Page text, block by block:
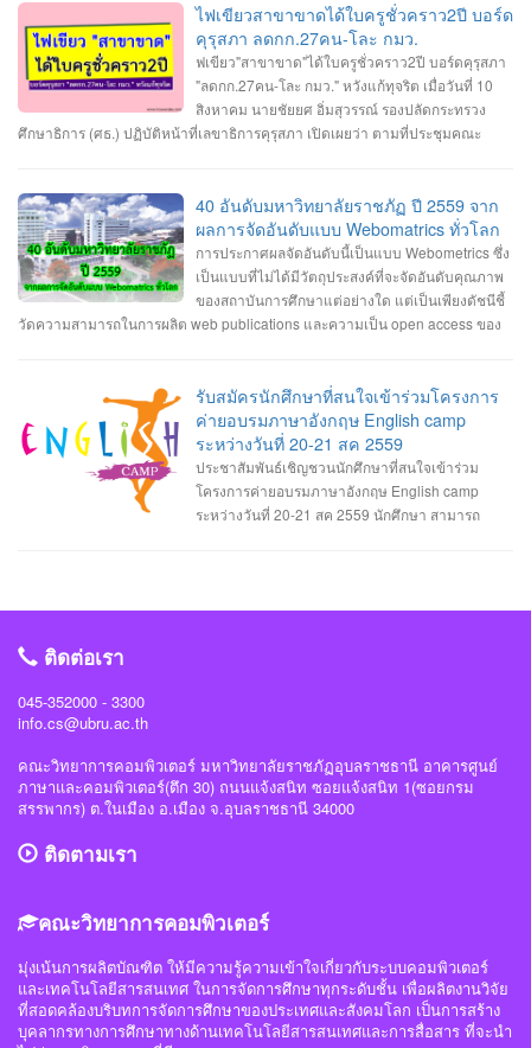
ในปี 2020 นี้เราน่าจะได้เห็นเทคโนโลยีอะไรใหม่ ๆ เกิดขึ้นมาบ้าง ไปดูกันเลยกับ 8
เทรนด์เทคโนโลยีใหม่แห่งปี 2020 1. เครือข่ายมือถือ 5G เทคโนโลยี 5G ที่จะทำให้
โลกของเราก้าวเข้าไปสู่ยุคของ Internet of Things โลกที่ทุกสิ่งทุกอย่างเชื่อมต่อ
อินเทอร์เน็ต ซึ่งเครือข่าย 5G จะเริ่มถูกนำมาใช้งานกันแพร่หลายมากขึ้นทั้งในด้าน
ของผู้ให้บริการเครือข่ายและด้านของแบรนด์มือถือที่เริ่มผลิตมือถือรองรับ 5G ออก
มากันมากขึ้นในปี 2020 นี้ เทคโนโลยี 5G นั้นจะมีการพัฒนาประสิทธิภาพจาก 4G
ตอบสนองได้เร็วขึ้น รวมทั้งการใช้งาน eSIM ก็จะแพร่หลายมากขึ้นด้วยเช่นกัน 2. AI
กับหุ่นยนต์ เทคโนโลยี AI นั้นเริ่มถูกนำมาใช้เป็นฟีเจอร์ต่าง ๆ ในมือถือมาสักระยะ
แล้ว และในปี 2020 นี้ก็น่าจะถูกนำไปใช้กับอุปกรณ์อื่น ๆ ที่จะช่วยทำงานแทนมนุษย์
ได้มากขึ้น เช่น โดรนหรือหุ่นยนต์ที่สามารถทำหน้าที่ส่งของหรือทำงานต่าง ๆ ได้
ด้วยตัวเอง โดยไม่ต้องรอคำสั่งการจากมนุษย์ตลอดเวลา นอกจากนี้เครื่องใช้ไฟฟ้า
ในบ้านและอุปกรณ์ต่าง ๆ ในชีวิตประจำวันที่เป็น IoT และมี AI ในตัวก็จะแพร่หลาย
เหล่านี้มาอำนวยความสะดวกในชีวิตประจำวันมากยิ่งขึ้น และใช้แรงงานมนุษย์
น้อยลง เช่น ร้านขายของที่ไม่ต้องมีแคชเชียร์คอยเก็บเงิน ลูกค้าสามารถชำระเงิน
ด้วยตัวเองผ่านเครื่องอัตโนมัติได้เลย 4. บริการสตรีมมิ่งอันดุเดือด ในปี 2020 นี้จะ
เริ่มมีการแข่งขันของบริการสตรีมมิ่งกันมากขึ้น ไม่ว่าจะเป็นบริการฟังเพลงหรือดู
รายการทีวี ทั้งผู้ให้บริการรายเก่าอย่าง Spotify, Apple Music, Netflix และรายใหม่
อย่าง Apple TV+ หรือ Disney+ รวมทั้งในวงการเกมก็ยังมี Google Stadia ที่เริ่มหัน
แพทย์อาจได้ใช้เทคโนโลยีใหม่ ๆ มาพัฒนาการรักษาผู้คนให้มีประสิทธิภาพมากยิ่ง
การใช้เครื่องมือถือสำหรับตรวจจับการทำงานต่าง ๆ ภายในร่างกายและเก็บข้อมูล
แบบดิจิทัล 7. จุดจบของสื่อสิ่งพิมพ์ ในช่วงยุคหลัง ๆ ที่ผู้คนหันมาใช้สมาร์ตโฟนและ
รวมทั้งการจำหน่ายหนังสือในรูปแบบ E-book ทำให้ยอดขายหนังสือพิมพ์ นิตยสาร
และสื่อสิ่งพิมพ์ต่าง ๆ น้อยลงไปมาก จนส่งผลให้หลายสำนักพิมพ์ต้องปิดตัวลง และ
ในปี 2020 นี้ก็น่าจะมีการปิดตัวเพิ่มอีกมากหรืออาจจะไม่เหลือหนังสือพิมพ์อีกต่อไป
แล้วก็เป็นได้ 8. สกุลเงินดิจิทัลที่แพร่หลายมากขึ้น ปัจจุบันสกุลเงินดิจิทัลที่ใช้
เทคโนโลยีบล็อกเชนเริ่มเข้ามามีบทบาทในวงการการเงินมากขึ้นเรื่อย ๆ อีกทั้งการ
อาจจะให้ได้เห็นธนาคารหลายแห่งในโลกเริ่มหันมาสนใจสกุลเงินดิจิทัลกันมากกว่า
เดิม ข้อมูลจาก mobileappdaily.com, telenor.com, createlcom.com
ไฟเขียวสาขาขาดได้ใบครูชั่วคราว2ปี บอร์ด
คุรุสภา ลดกก.27คน-โละ กมว.
ฟเขียว"สาขาขาด"ได้ใบครูชั่วคราว2ปี บอร์ดคุรุสภา
"ลดกก.27คน-โละ กมว." หวังแก้ทุจริต เมื่อวันที่ 10
สิงหาคม นายชัยยศ อิ่มสุวรรณ์ รองปลัดกระทรวง
ศึกษาธิการ (ศธ.) ปฏิบัติหน้าที่เลขาธิการคุรุสภา เปิดเผยว่า ตามที่ประชุมคณะ
ขณะนี้คุรุสภาแก้ไขรายละเอียดและเตรียมเสนอร่างพ.ร.บ.สภาครูฯ ฉบับปรับปรุง ให้
ที่ประชุมคณะกรรมการคุรุสภา พิจารณาในวันที่ 29 สิงหาคมนี้ โดยสาระสำคัญที่
ปรับแก้ จะมีปัญหาและอุปสรรคใน 2 ประเด็นใหญ่ คือ ภาพลักษณ์ของกรรมการคุรุ
สภา ไม่ส่งผลต่อประสิทธิภาพการดำเนินงาน ตามภารกิจในฐานะสภาวิชาชีพอย่าง
แต่จริง และมีการดำเนินงานในลักษณะทุจริตทางนโยบาย ซึ่งสาเหตุของปัญหา มา
จากสัดส่วนกรรมการคุรุสภาไม่สมดุล และมีที่มาไม่โปร่งใส รวมถึงยังมีความซ้ำ
คุรุสภาให้เหมาะสม จาก 39 เหลือ 27 คน แต่ยังคงมีตัวแทนจากทุกภาคส่วนตาม
หลักของสภาวิชาชีพ เพิ่มอายุสูงสุดในคุณสมบัติของกรรมการไม่เกิน 70 ปี และยก
เลิกกมว. โดยเพิ่มคณะกรรมการจรรยาบรรณ ทำหน้าที่พิจารณาการประพฤติผิด
จรรยาบรรณของวิชาชีพ และยกเว้นหน้าที่ของคณะกรรมการคุรุสภาในการ
พิจารณาจรรยาบรรณของวิชาชีพ อ่านต่อได้ที่: http://www.kruwandee.com/news-
40 อันดับมหาวิทยาลัยราชภัฏ ปี 2559 จาก
ผลการจัดอันดับแบบ Webomatrics ทั่วโลก
การประกาศผลจัดอันดับนี้เป็นแบบ Webometrics ซึ่ง
เป็นแบบที่ไม่ได้มีวัตถุประสงค์ที่จะจัดอันดับคุณภาพ
ของสถาบันการศึกษาแต่อย่างใด แต่เป็นเพียงดัชนีชี้
วัดความสามารถในการผลิต web publications และความเป็น open access ของ
เรารู้จักกันดี ที่เรียกว่า bibliometric indicators เท่านั้น หรือมองอีกแง่หนึ่งก็คือ วัด
ความสามารถในการเป็น "มหาวิทยาลัยอิเล็กทรอนิกส์ (E-university)" นั่นเอง
รับสมัครนักศึกษาที่สนใจเข้าร่วมโครงการ
ค่ายอบรมภาษาอังกฤษ English camp
ระหว่างวันที่ 20-21 สค 2559
ประชาสัมพันธ์เชิญชวนนักศึกษาที่สนใจเข้าร่วม
โครงการค่ายอบรมภาษาอังกฤษ English camp
ระหว่างวันที่ 20-21 สค 2559 นักศึกษา สามารถ
เทคโนโลยีติดต่อรับใบสมัครได้ที่อาจารย์นิธินันท์ นาครินทร์ 4.สาขาวิทยาการ
ภายในวันที่ 11 สค 2559 ครับ
ติดต่อเรา
045-352000 - 3300
info.cs@ubru.ac.th
คณะวิทยาการคอมพิวเตอร์ มหาวิทยาลัยราชภัฏอุบลราชธานี อาคารศูนย์
ภาษาและคอมพิวเตอร์(ตึก 30) ถนนแจ้งสนิท ซอยแจ้งสนิท 1(ซอยกรม
สรรพากร) ต.ในเมือง อ.เมือง จ.อุบลราชธานี 34000
ติดตามเรา
คณะวิทยาการคอมพิวเตอร์
มุ่งเน้นการผลิตบัณฑิต ให้มีความรู้ความเข้าใจเกี่ยวกับระบบคอมพิวเตอร์
และเทคโนโลยีสารสนเทศ ในการจัดการศึกษาทุกระดับชั้น เพื่อผลิตงานวิจัย
ที่สอดคล้องบริบทการจัดการศึกษาของประเทศและสังคมโลก เป็นการสร้าง
บุคลากรทางการศึกษาทางด้านเทคโนโลยีสารสนเทศและการสื่อสาร ที่จะนำ